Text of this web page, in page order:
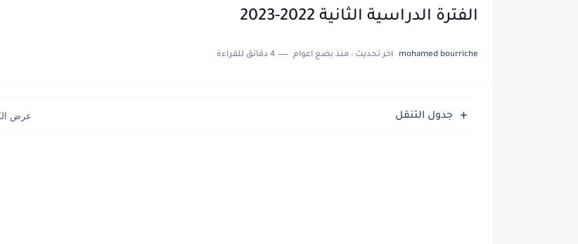
الفترة الدراسية الثانية 2022-2023
mohamed bourriche اخر تحديث : منذ بضع اعوام 4 دقائق للقراءة
جدول التنقل